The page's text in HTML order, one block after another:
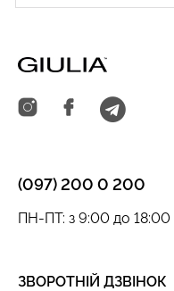
(097) 200 0 200
ЗВОРОТНІЙ ДЗВІНОК
ПН-ПТ: з 9:00 до 18:00
Безшовний топ з легкою
(чорний) Giulia